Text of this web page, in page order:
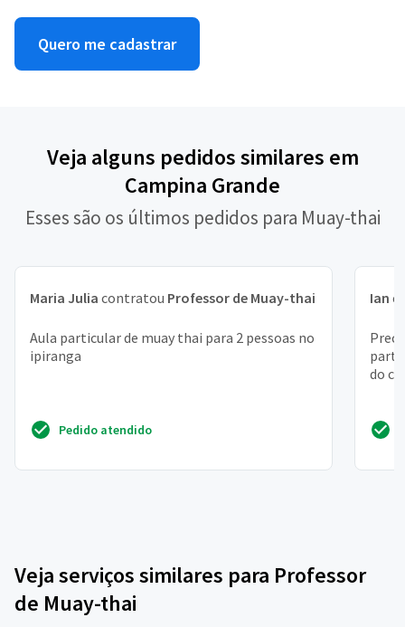
Quero me cadastrar
Veja alguns pedidos similares em
Campina Grande
Esses são os últimos pedidos para Muay-thai
Maria Julia contratou Professor de Muay-thai
Aula particular de muay thai para 2 pessoas no
ipiranga
Pedido atendido
Ian
do
Veja serviços similares para Professor
de Muay-thai